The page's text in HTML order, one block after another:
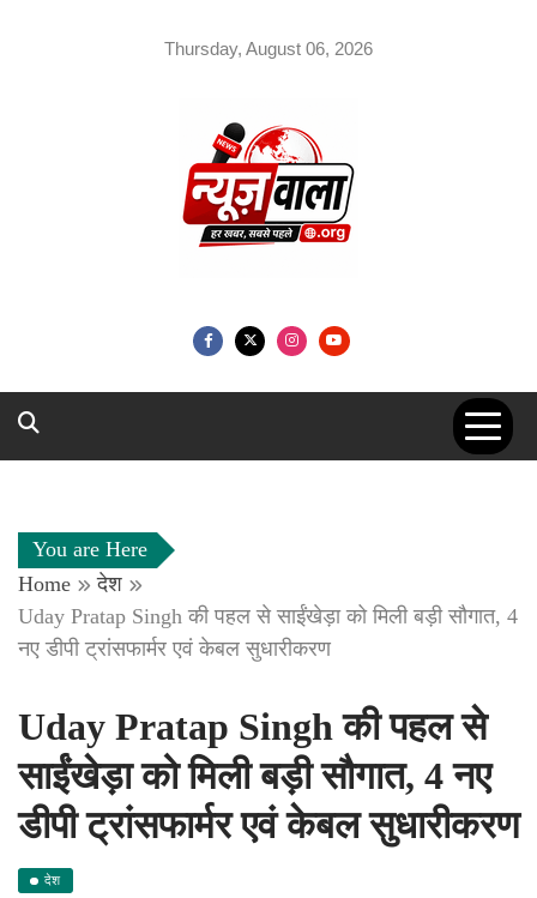
Thursday, August 06, 2026
You are Here
Home
देश
Uday Pratap Singh की पहल से साईंखेड़ा को मिली बड़ी सौगात, 4
नए डीपी ट्रांसफार्मर एवं केबल सुधारीकरण
Uday Pratap Singh की पहल से
साईंखेड़ा को मिली बड़ी सौगात, 4 नए
डीपी ट्रांसफार्मर एवं केबल सुधारीकरण
देश